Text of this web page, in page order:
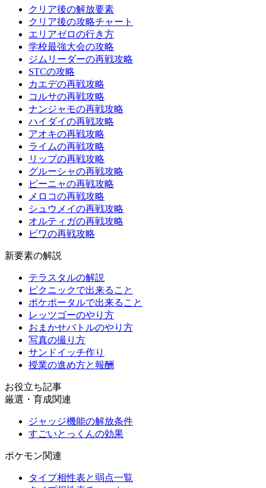
クリア後の解放要素
クリア後の攻略チャート
エリアゼロの行き方
学校最強大会の攻略
ジムリーダーの再戦攻略
STCの攻略
カエデの再戦攻略
コルサの再戦攻略
ナンジャモの再戦攻略
ハイダイの再戦攻略
アオキの再戦攻略
ライムの再戦攻略
リップの再戦攻略
グルーシャの再戦攻略
ピーニャの再戦攻略
メロコの再戦攻略
シュウメイの再戦攻略
オルティガの再戦攻略
ビワの再戦攻略
新要素の解説
テラスタルの解説
ピクニックで出来ること
ポケポータルで出来ること
レッツゴーのやり方
おまかせバトルのやり方
写真の撮り方
サンドイッチ作り
授業の進め方と報酬
お役立ち記事
厳選・育成関連
ジャッジ機能の解放条件
すごいとっくんの効果
ポケモン関連
タイプ相性表と弱点一覧